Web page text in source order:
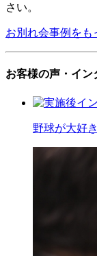
さい。
お別れ会事例をも
お客様の声・イン
野球が大好